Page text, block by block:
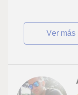
ver más